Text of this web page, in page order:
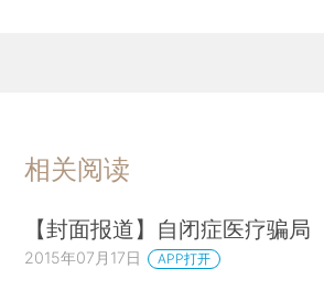
相关阅读
【封面报道】自闭症医疗骗局
2015年07月17日 APP打开